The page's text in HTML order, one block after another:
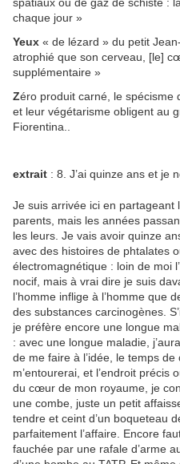
spatiaux ou de gaz de schiste :
chaque jour »
Yeux « de lézard » du petit
atrophié que son cerveau, [le]
supplémentaire »
Zéro produit carné, le spécisme
et leur végétarisme obligent au
Fiorentina..
extrait : 8. J’ai quinze ans et je
Je suis arrivée ici en
parents, mais les années
les leurs. Je vais avoir quinze
avec des histoires de phtalates
électromagnétique : loin de moi
nocif, mais à vrai dire je suis
l’homme inflige à l’homme que
des substances carcinogènes.
je préfère encore une longue
: avec une longue maladie,
de me faire à l’idée, le temps
m’entourerai, et l’endroit précis
du cœur de mon royaume, je
une combe, juste un petit
tendre et ceint d’un boqueteau
parfaitement l’affaire. Encore
fauchée par une rafale d’arme